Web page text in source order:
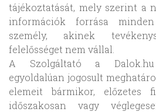
tájékoztatását, mely szerint a
információk forrása
személy, akinek
felelősséget nem vállal.
A Szolgáltató a
egyoldalúan jogosult
elemeit bármikor, előzetes
időszakosan vagy